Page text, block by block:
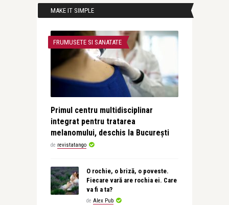
MAKE IT SIMPLE
FRUMUSETE SI SANATATE
Primul centru multidisciplinar
integrat pentru tratarea
melanomului, deschis la București
de revistatango
O rochie, o briză, o poveste.
Fiecare vară are rochia ei. Care
va fi a ta?
de Alex Pub